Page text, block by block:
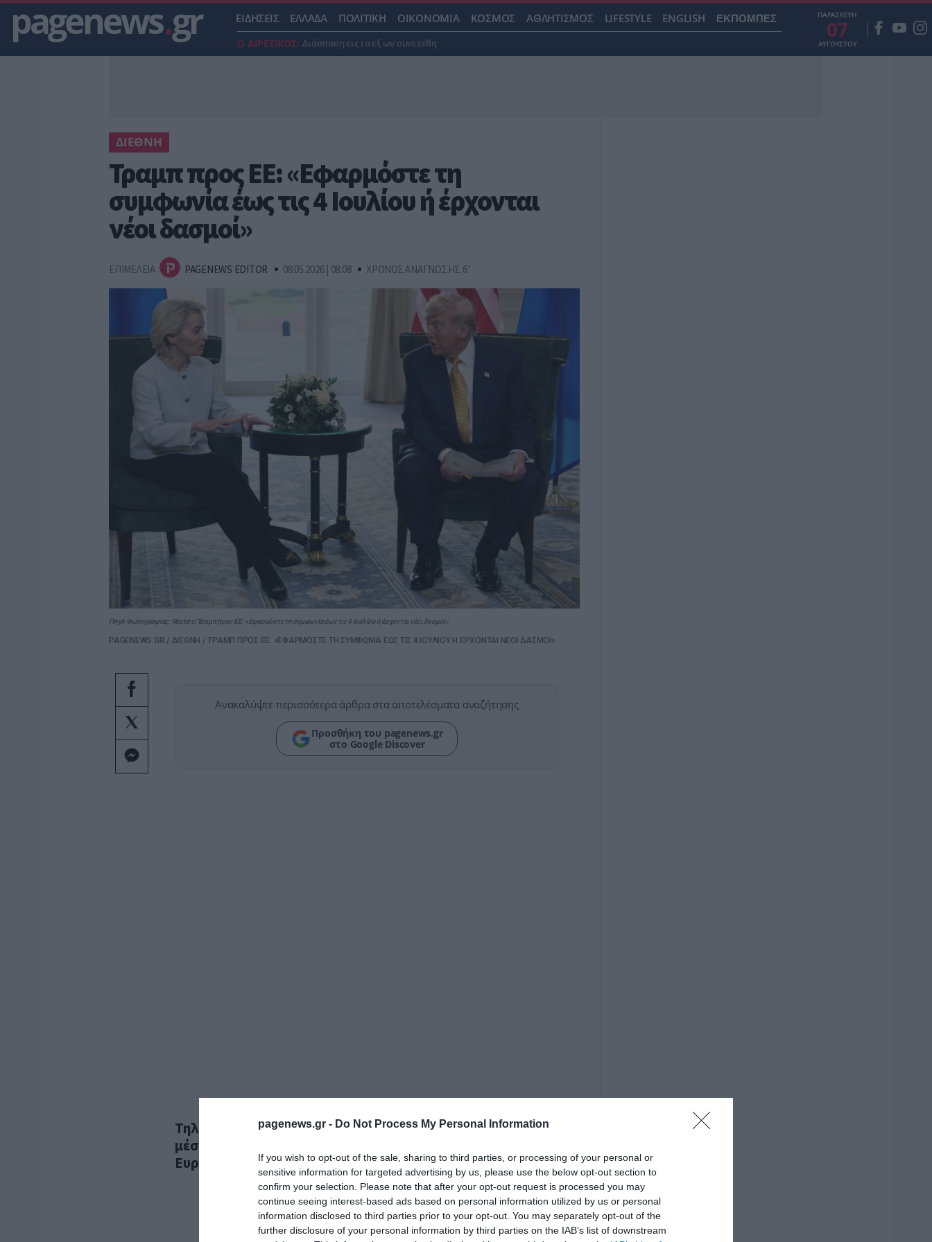
pagenews.gr - Do Not Process My Personal Information
If you wish to opt-out of the sale, sharing to third parties, or processing of your personal or
sensitive information for targeted advertising by us, please use the below opt-out section to
confirm your selection. Please note that after your opt-out request is processed you may
continue seeing interest-based ads based on personal information utilized by us or personal
information disclosed to third parties prior to your opt-out. You may separately opt-out of the
further disclosure of your personal information by third parties on the IAB’s list of downstream
pagenews.gr ΕΙΔΗΣΕΙΣ ΕΛΛΑΔΑ ΠΟΛΙΤΙΚΗ ΟΙΚΟΝΟΜΙΑ ΚΟΣΜΟΣ ΑΘΛΗΤΙΣΜΟΣ LIFESTYLE ENGLISH ΕΚΠΟΜΠΕΣ
Ο ΑΙΡΕΤΙΚΟΣ: Διάσπαση εις τα εξ ων συνετέθη
ΠΑΡΑΣΚΕΥΗ
07
ΑΥΓΟΥΣΤΟΥ
ΔΙΕΘΝΗ
Τραμπ προς ΕΕ: «Εφαρμόστε τη
συμφωνία έως τις 4 Ιουλίου ή έρχονται
νέοι δασμοί»
ΕΠΙΜΕΛΕΙΑ PAGENEWS EDITOR 08.05.2026 | 08:08 ΧΡΟΝΟΣ ΑΝΑΓΝΩΣΗΣ 6 '
Πηγή Φωτογραφίας: Reuters/Τραμπ προς ΕΕ: «Εφαρμόστε τη συμφωνία έως τις 4 Ιουλίου ή έρχονται νέοι δασμοί»
PAGENEWS.GR / ΔΙΕΘΝΗ /ΤΡΑΜΠ ΠΡΟΣ ΕΕ: «ΕΦΑΡΜΟΣΤΕ ΤΗ ΣΥΜΦΩΝΙΑ ΕΩΣ ΤΙΣ 4 ΙΟΥΛΙΟΥ Η ΕΡΧΟΝΤΑΙ ΝΕΟΙ ΔΑΣΜΟΙ»
Ανακαλύψτε περισσότερα άρθρα στα αποτελέσματα αναζήτησης
Προσθήκη του pagenews.gr
στο Google Discover
Τηλεφωνική επικοινωνία Τραμπ – Φον ντερ Λάιεν εν
μέσω νέας κλιμάκωσης στις εμπορικές σχέσεις ΗΠΑ και
Ευρωπαϊκής Ένωσης